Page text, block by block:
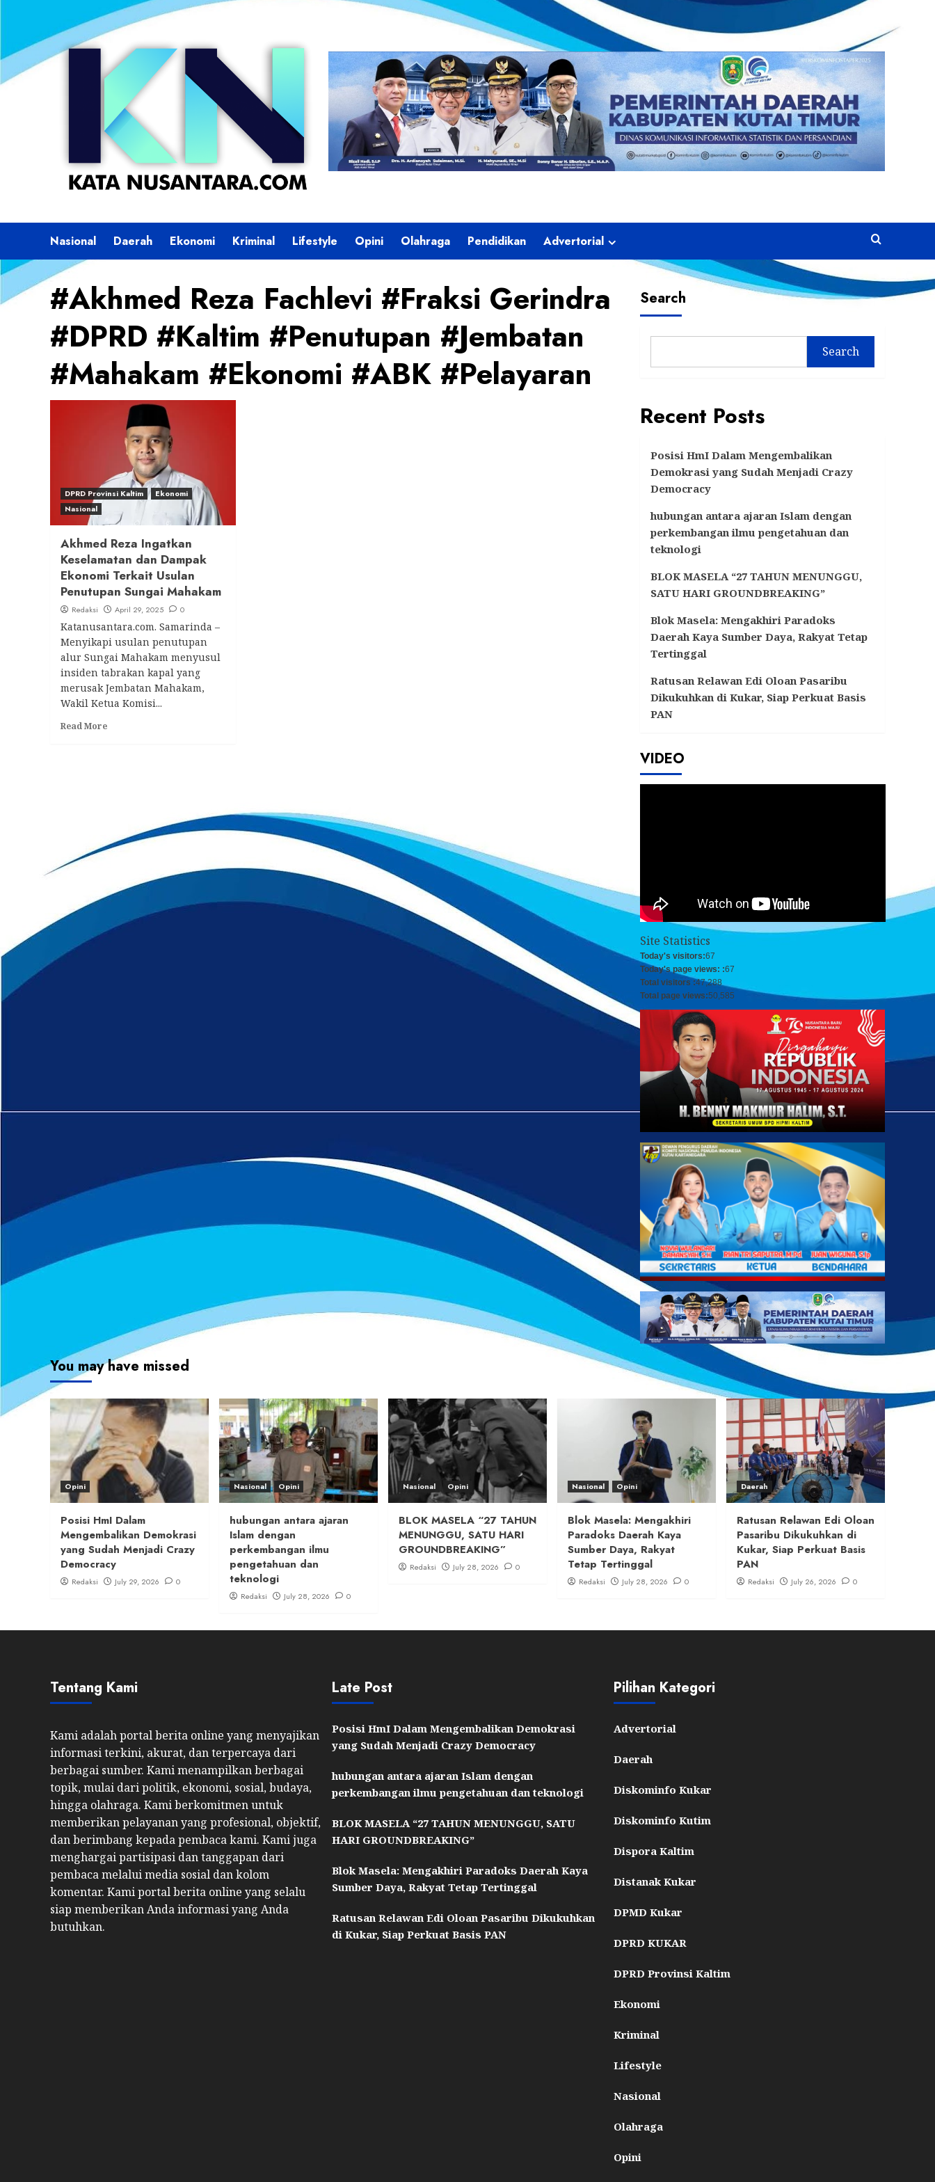
content
Nasional Daerah Ekonomi Kriminal Lifestyle Opini Olahraga Pendidikan Advertorial
#Akhmed Reza Fachlevi #Fraksi Gerindra
#DPRD #Kaltim #Penutupan #Jembatan
#Mahakam #Ekonomi #ABK #Pelayaran
DPRD Provinsi Kaltim
Ekonomi
Nasional
Akhmed Reza Ingatkan
Keselamatan dan Dampak
Ekonomi Terkait Usulan
Penutupan Sungai Mahakam
Redaksi April 29, 2025 0
Katanusantara.com. Samarinda –
Menyikapi usulan penutupan
alur Sungai Mahakam menyusul
insiden tabrakan kapal yang
merusak Jembatan Mahakam,
Wakil Ketua Komisi...
Read MoreRead
Dampak
Ekonomi
Penutupan
Sungai
Search
Search
Recent Posts
Posisi HmI Dalam Mengembalikan
Demokrasi yang Sudah Menjadi Crazy
Democracy
hubungan antara ajaran Islam dengan
perkembangan ilmu pengetahuan dan
teknologi
BLOK MASELA “27 TAHUN MENUNGGU,
SATU HARI GROUNDBREAKING”
Blok Masela: Mengakhiri Paradoks
Daerah Kaya Sumber Daya, Rakyat Tetap
Tertinggal
Ratusan Relawan Edi Oloan Pasaribu
Dikukuhkan di Kukar, Siap Perkuat Basis
PAN
VIDEO
Site Statistics
Today's visitors:67
Today's page views: :67
Total visitors :47,288
Total page views:50,585
You may have missed
Opini
Posisi HmI Dalam
Mengembalikan Demokrasi
yang Sudah Menjadi Crazy
Democracy
Redaksi July 29, 2026 0
Nasional Opini
hubungan antara ajaran
Islam dengan
perkembangan ilmu
pengetahuan dan
teknologi
Redaksi July 28, 2026 0
Nasional Opini
BLOK MASELA “27 TAHUN
MENUNGGU, SATU HARI
GROUNDBREAKING”
Redaksi July 28, 2026 0
Nasional Opini
Blok Masela: Mengakhiri
Paradoks Daerah Kaya
Sumber Daya, Rakyat
Tetap Tertinggal
Redaksi July 28, 2026 0
Daerah
Ratusan Relawan Edi Oloan
Pasaribu Dikukuhkan di
Kukar, Siap Perkuat Basis
PAN
Redaksi July 26, 2026 0
Tentang Kami
Kami adalah portal berita online yang menyajikan
informasi terkini, akurat, dan terpercaya dari
berbagai sumber. Kami menampilkan berbagai
topik, mulai dari politik, ekonomi, sosial, budaya,
hingga olahraga. Kami berkomitmen untuk
memberikan pelayanan yang profesional, objektif,
dan berimbang kepada pembaca kami. Kami juga
menghargai partisipasi dan tanggapan dari
pembaca melalui media sosial dan kolom
komentar. Kami portal berita online yang selalu
siap memberikan Anda informasi yang Anda
butuhkan.
Late Post
Posisi HmI Dalam Mengembalikan Demokrasi
yang Sudah Menjadi Crazy Democracy
hubungan antara ajaran Islam dengan
perkembangan ilmu pengetahuan dan teknologi
BLOK MASELA “27 TAHUN MENUNGGU, SATU
HARI GROUNDBREAKING”
Blok Masela: Mengakhiri Paradoks Daerah Kaya
Sumber Daya, Rakyat Tetap Tertinggal
Ratusan Relawan Edi Oloan Pasaribu Dikukuhkan
di Kukar, Siap Perkuat Basis PAN
Pilihan Kategori
Advertorial
Daerah
Diskominfo Kukar
Diskominfo Kutim
Dispora Kaltim
Distanak Kukar
DPMD Kukar
DPRD KUKAR
DPRD Provinsi Kaltim
Ekonomi
Kriminal
Lifestyle
Nasional
Olahraga
Opini